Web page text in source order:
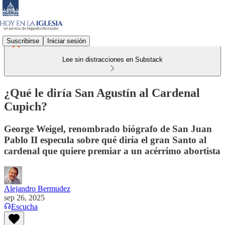
Suscribirse Iniciar sesión
Lee sin distracciones en Substack
¿Qué le diría San Agustín al Cardenal
Cupich?
George Weigel, renombrado biógrafo de San Juan
Pablo II especula sobre qué diría el gran Santo al
cardenal que quiere premiar a un acérrimo abortista
Alejandro Bermudez
sep 26, 2025
Escucha